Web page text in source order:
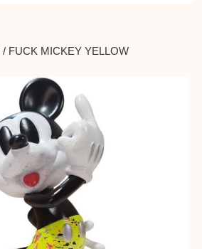
/ FUCK MICKEY YELLOW